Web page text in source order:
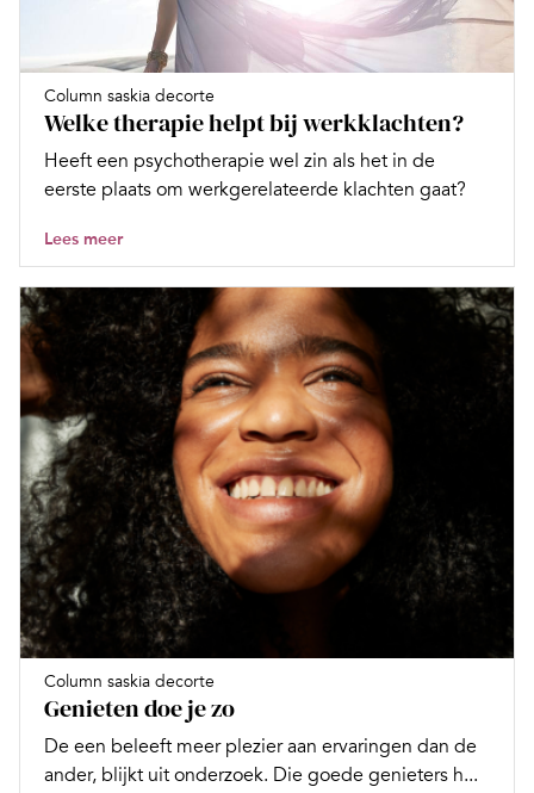
Column saskia decorte
Welke therapie helpt bij werkklachten?
Heeft een psychotherapie wel zin als het in de
eerste plaats om werkgerelateerde klachten gaat?
Lees meer
Column saskia decorte
Genieten doe je zo
De een beleeft meer plezier aan ervaringen dan de
ander, blijkt uit onderzoek. Die goede genieters h...